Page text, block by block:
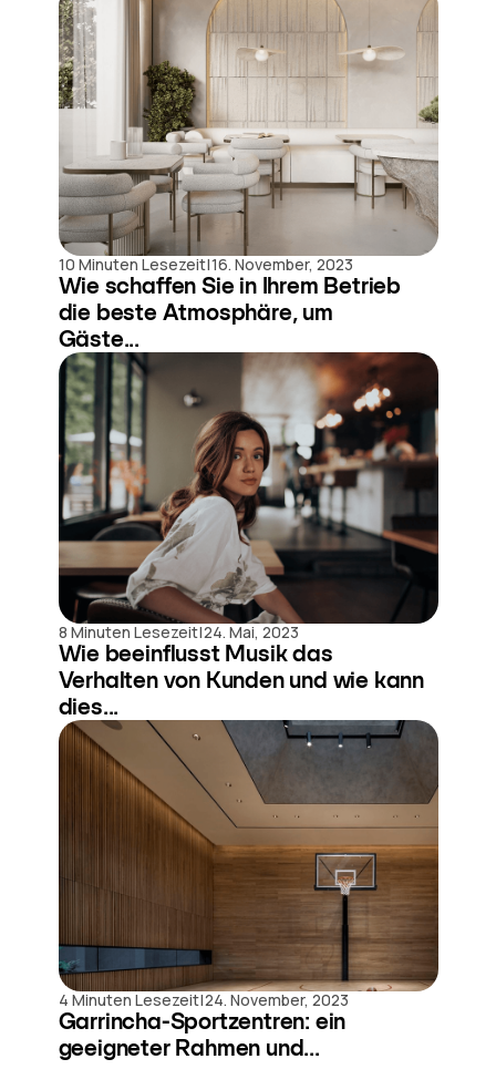
10 Minuten Lesezeit|16. November, 2023
Wie schaffen Sie in Ihrem Betrieb
die beste Atmosphäre, um
Gäste...
8 Minuten Lesezeit|24. Mai, 2023
Wie beeinflusst Musik das
Verhalten von Kunden und wie kann
dies...
4 Minuten Lesezeit|24. November, 2023
Garrincha-Sportzentren: ein
geeigneter Rahmen und...